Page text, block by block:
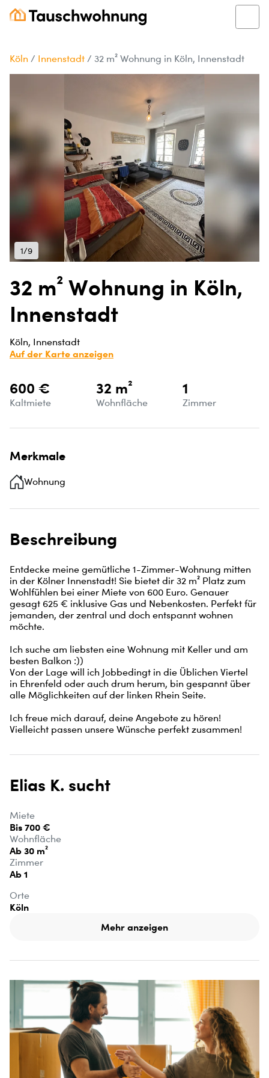
Köln / Innenstadt / 32 m² Wohnung in Köln, Innenstadt
1/9
32 m² Wohnung in Köln,
Innenstadt
Köln, Innenstadt
Auf der Karte anzeigen
600 €
Kaltmiete
32 m²
Wohnfläche
1
Zimmer
Merkmale
Wohnung
Beschreibung
Entdecke meine gemütliche 1-Zimmer-Wohnung mitten
in der Kölner Innenstadt! Sie bietet dir 32 m² Platz zum
Wohlfühlen bei einer Miete von 600 Euro. Genauer
gesagt 625 € inklusive Gas und Nebenkosten. Perfekt für
jemanden, der zentral und doch entspannt wohnen
möchte.
Ich suche am liebsten eine Wohnung mit Keller und am
besten Balkon :))
Von der Lage will ich Jobbedingt in die Üblichen Viertel
in Ehrenfeld oder auch drum herum, bin gespannt über
alle Möglichkeiten auf der linken Rhein Seite.
Ich freue mich darauf, deine Angebote zu hören!
Vielleicht passen unsere Wünsche perfekt zusammen!
Elias K. sucht
Miete
Bis 700 €
Wohnfläche
Ab 30 m²
Zimmer
Ab 1
Orte
Köln
Mehr anzeigen